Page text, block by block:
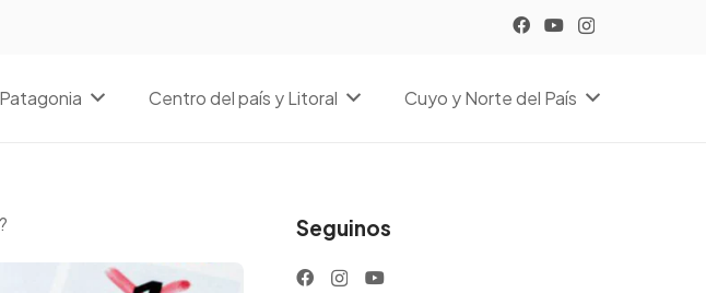
Patagonia Centro del país y Litoral Cuyo y Norte del País
Seguinos